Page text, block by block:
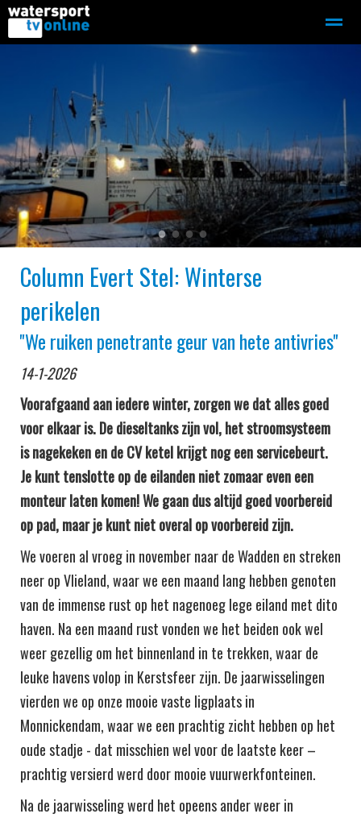
Motorboot-sloep
●●● ●
Column Evert Stel: Winterse
perikelen
''We ruiken penetrante geur van hete antivries''
14-1-2026
Voorafgaand aan iedere winter, zorgen we dat alles goed
voor elkaar is. De dieseltanks zijn vol, het stroomsysteem
is nagekeken en de CV ketel krijgt nog een servicebeurt.
Je kunt tenslotte op de eilanden niet zomaar even een
monteur laten komen! We gaan dus altijd goed voorbereid
op pad, maar je kunt niet overal op voorbereid zijn.
We voeren al vroeg in november naar de Wadden en streken
neer op Vlieland, waar we een maand lang hebben genoten
van de immense rust op het nagenoeg lege eiland met dito
haven. Na een maand rust vonden we het beiden ook wel
weer gezellig om het binnenland in te trekken, waar de
leuke havens volop in Kerstsfeer zijn. De jaarwisselingen
vierden we op onze mooie vaste ligplaats in
Monnickendam, waar we een prachtig zicht hebben op het
oude stadje - dat misschien wel voor de laatste keer –
prachtig versierd werd door mooie vuurwerkfonteinen.
Na de jaarwisseling werd het opeens ander weer in